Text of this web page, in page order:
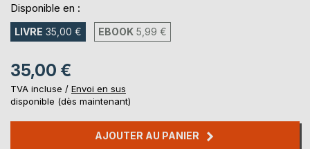
Disponible en :
LIVRE 35,00 € EBOOK 5,99 €
35,00 €
TVA incluse / Envoi en sus
disponible (dès maintenant)
AJOUTER AU PANIER